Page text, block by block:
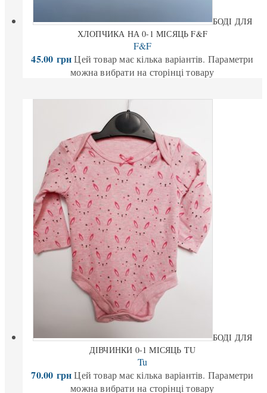
БОДІ ДЛЯ
ХЛОПЧИКА НА 0-1 МІСЯЦЬ F&F
F&F
45.00 грн Цей товар має кілька варіантів. Параметри
можна вибрати на сторінці товару
БОДІ ДЛЯ
ДІВЧИНКИ 0-1 МІСЯЦЬ TU
Tu
70.00 грн Цей товар має кілька варіантів. Параметри
можна вибрати на сторінці товару